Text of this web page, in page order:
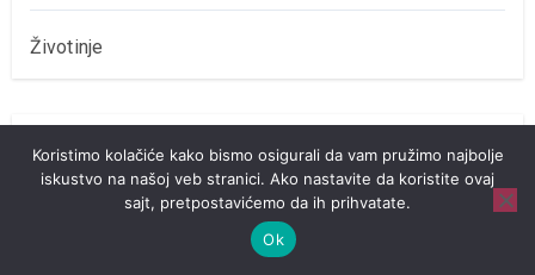
Životinje
Pronađi Temu
Koristimo kolačiće kako bismo osigurali da vam pružimo najbolje
iskustvo na našoj veb stranici. Ako nastavite da koristite ovaj
sajt, pretpostavićemo da ih prihvatate.
Ok